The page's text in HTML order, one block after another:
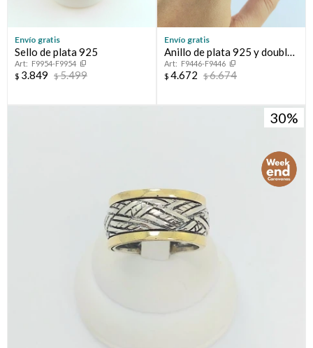
Envío gratis
Sello de plata 925
F9954-F9954
$ 3.849 $5.499
Envío gratis
Anillo de plata 925 y double
en oro 18 ktes.
F9446-F9446
$ 4.672 $6.674
30